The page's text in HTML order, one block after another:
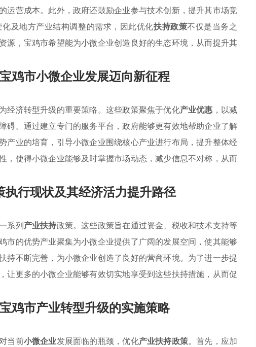
运营成本。此外，政府还鼓励企业参与技术创新，提升其市场竞
及地方产业结构调整的需求，因此优化扶持政策不仅是当务之
源，宝鸡市希望能为小微企业创造良好的生态环境，从而提升其
鸡市小微企业发展迈向新征程
经济转型升级的重要策略。这些政策聚焦于优化产业优惠 ，以减
碍。通过建立专门的服务平台，政府能够更有效地帮助企业了解
产业的培育，引导小微企业围绕核心产业进行布局，提升整体经
，使得小微企业能够及时掌握市场动态，减少信息不对称，从而
执行现状及其经济活力提升路径
系列产业扶持政策。这些政策旨在通过资金、税收和技术支持等
市的优势产业聚集为小微企业提供了广阔的发展空间，使其能够
持不断完善，为小微企业创造了良好的营商环境。为了进一步提
让更多的小微企业能够有效切实地享受到这些扶持措施，从而促
鸡市产业转型升级的实施策略
当前小微企业发展面临的瓶颈，优化产业扶持政策。首先，应加